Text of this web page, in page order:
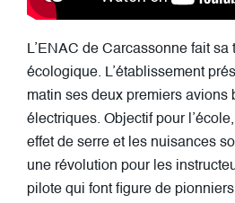
L’ENAC de Carcassonne fait sa
écologique. L’établissement
matin ses deux premiers avions
électriques. Objectif pour
effet de serre et les nuisances
une révolution pour les
pilote qui font figure de